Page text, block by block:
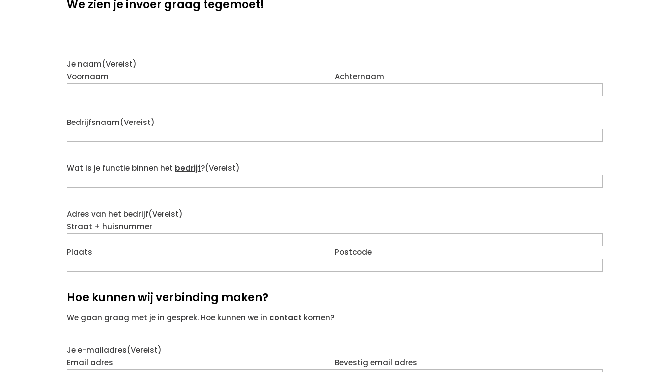
We zien je invoer graag tegemoet!
Je naam(Vereist)
Voornaam
Achternaam
Bedrijfsnaam(Vereist)
Wat is je functie binnen het bedrijf?(Vereist)
Adres van het bedrijf(Vereist)
Straat + huisnummer
Plaats Postcode
Hoe kunnen wij verbinding maken?
We gaan graag met je in gesprek. Hoe kunnen we in contact komen?
Je e-mailadres(Vereist)
Email adres
Bevestig email adres